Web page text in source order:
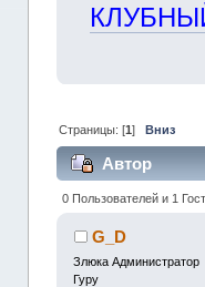
Страницы: [1] Вниз
Автор
0 Пользователей и 1
G_D
Злюка Администратор
Гуру